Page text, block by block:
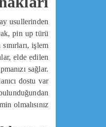
usullerinden
pin up türü
işlem
elde edilen
sağlar.
dostu var
olmalısınız.